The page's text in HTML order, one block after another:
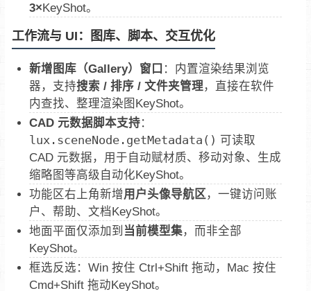
3×KeyShot。
工作流与 UI：图库、脚本、交互优化
新增图库（Gallery）窗口 ：内置渲染结果浏览
器，支持搜索 / 排序 / 文件夹管理 ，直接在软件
内查找、整理渲染图KeyShot。
CAD 元数据脚本支持：
lux.sceneNode.getMetadata() 可读取
CAD 元数据，用于自动赋材质、移动对象、生成
缩略图等高级自动化KeyShot。
功能区右上角新增 用户头像导航区 ，一键访问账
户、帮助、文档KeyShot。
地面平面仅添加到 当前模型集，而非全部
KeyShot。
框选反选：Win 按住 Ctrl+Shift 拖动，Mac 按住
Cmd+Shift 拖动KeyShot。